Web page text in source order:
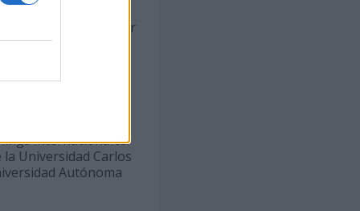
ejecutivo y
Alloza, el vicerrector
de Relaciones
la construcción de
la que participarán
y
internacionales:
Universidad Carlos
Autónoma